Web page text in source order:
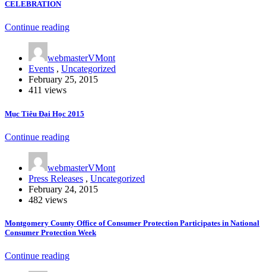
CELEBRATION
Continue reading
webmasterVMont
Events , Uncategorized
February 25, 2015
411 views
Mục Tiêu Đại Học 2015
Continue reading
webmasterVMont
Press Releases , Uncategorized
February 24, 2015
482 views
Montgomery County Office of Consumer Protection Participates in National
Consumer Protection Week
Continue reading